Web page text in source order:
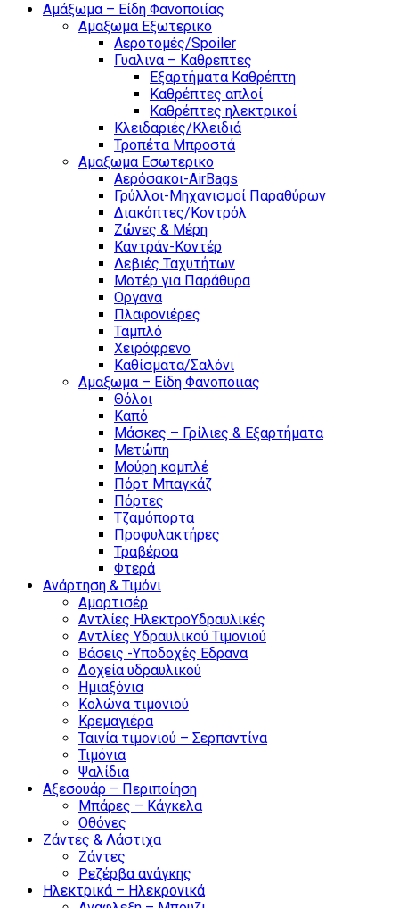
Αμάξωμα – Είδη Φανοποιίας
Αμαξωμα Εξωτερικο
Αεροτομές/Spoiler
Γυαλινα – Καθρεπτες
Εξαρτήματα Καθρέπτη
Καθρέπτες απλοί
Καθρέπτες ηλεκτρικοί
Κλειδαριές/Κλειδιά
Τροπέτα Μπροστά
Αμαξωμα Εσωτερικο
Αερόσακοι-AirBags
Γρύλλοι-Μηχανισμοί Παραθύρων
Διακόπτες/Κοντρόλ
Ζώνες & Μέρη
Καντράν-Κοντέρ
Λεβιές Ταχυτήτων
Μοτέρ για Παράθυρα
Οργανα
Πλαφονιέρες
Ταμπλό
Χειρόφρενο
Καθίσματα/Σαλόνι
Αμαξωμα – Είδη Φανοποιιας
Θόλοι
Καπό
Μάσκες – Γρίλιες & Εξαρτήματα
Μετώπη
Μούρη κομπλέ
Πόρτ Μπαγκάζ
Πόρτες
Τζαμόπορτα
Προφυλακτήρες
Τραβέρσα
Φτερά
Ανάρτηση & Τιμόνι
Αμορτισέρ
Αντλίες ΗλεκτροΥδραυλικές
Αντλίες Υδραυλικού Τιμονιού
Βάσεις -Υποδοχές Εδρανα
Δοχεία υδραυλικού
Ημιαξόνια
Κολώνα τιμονιού
Κρεμαγιέρα
Ταινία τιμονιού – Σερπαντίνα
Τιμόνια
Ψαλίδια
Αξεσουάρ – Περιποίηση
Μπάρες – Κάγκελα
Οθόνες
Ζάντες & Λάστιχα
Ζάντες
Ρεζέρβα ανάγκης
Ηλεκτρικά – Ηλεκρονικά